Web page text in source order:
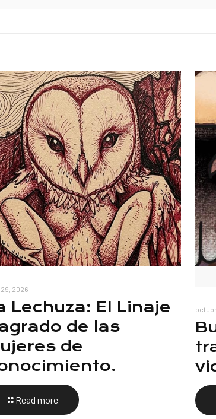
2026
Lechuza: El Linaje
de las
de
Read more